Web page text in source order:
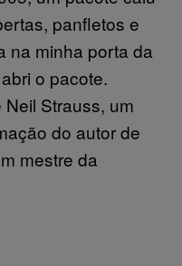
panfletos e
na minha porta da
o pacote.
Neil Strauss, um
do autor de
mestre da